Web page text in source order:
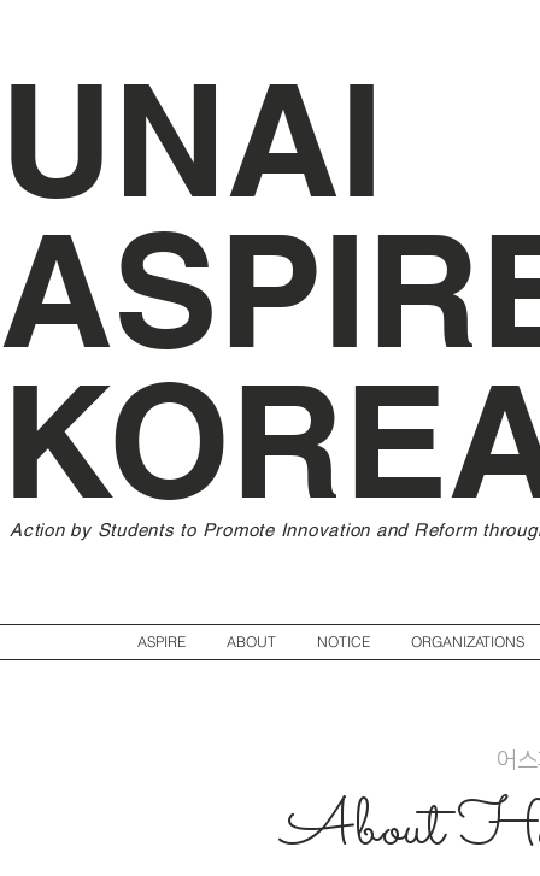
UNAI
Action by Students to Promote Innovation and Reform
ASPIRE ABOUT NOTICE ORGANIZATIONS
어
About